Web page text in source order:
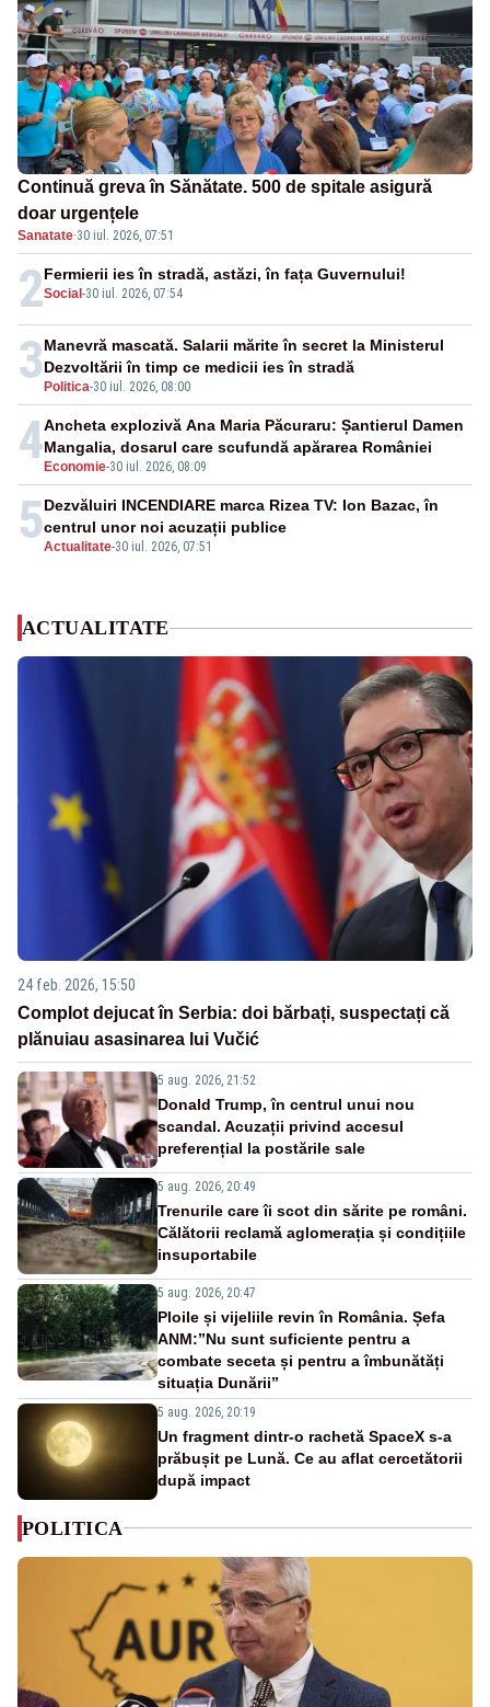
Continuă greva în Sănătate. 500 de spitale asigură
doar urgențele
Sanatate·30 iul. 2026, 07:51
2Social -30 iul. 2026, 07:54
Fermierii ies în stradă, astăzi, în fața Guvernului!
3 Politica-30 iul. 2026, 08:00
Manevră mascată. Salarii mărite în secret la Ministerul
Dezvoltării în timp ce medicii ies în stradă
4 Economie-30 iul. 2026, 08:09
Ancheta explozivă Ana Maria Păcuraru: Șantierul Damen
Mangalia, dosarul care scufundă apărarea României
5Actualitate-30 iul. 2026, 07:51
Dezvăluiri INCENDIARE marca Rizea TV: Ion Bazac, în
centrul unor noi acuzații publice
ACTUALITATE
24 feb. 2026, 15:50
Complot dejucat în Serbia: doi bărbați, suspectați că
plănuiau asasinarea lui Vučić
5 aug. 2026, 21:52
Donald Trump, în centrul unui nou
scandal. Acuzații privind accesul
preferențial la postările sale
5 aug. 2026, 20:49
Trenurile care îi scot din sărite pe români.
Călătorii reclamă aglomerația și condițiile
insuportabile
5 aug. 2026, 20:47
Ploile și vijeliile revin în România. Șefa
ANM:”Nu sunt suficiente pentru a
combate seceta și pentru a îmbunătăți
situația Dunării”
5 aug. 2026, 20:19
Un fragment dintr-o rachetă SpaceX s-a
prăbușit pe Lună. Ce au aflat cercetătorii
după impact
POLITICA